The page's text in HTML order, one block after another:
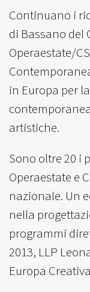
Continuano i
di Bassano del
Operaestate/
in Europa per
artistiche.
Sono oltre 20 i
Operaestate e
nazionale. Un
nella
programmi
2013, LLP
Europa